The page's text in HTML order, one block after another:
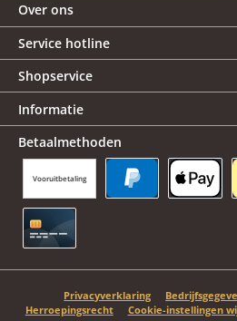
Over ons
Service hotline
Shopservice
Informatie
Betaalmethoden
Vooruitbetaling
Privacyverklaring
Herroepingsrecht
Cookie-instellingen